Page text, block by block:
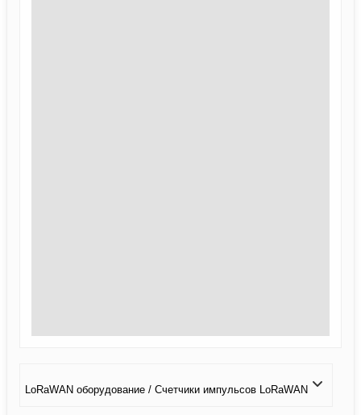
LoRaWAN оборудование / Счетчики импульсов LoRaWAN